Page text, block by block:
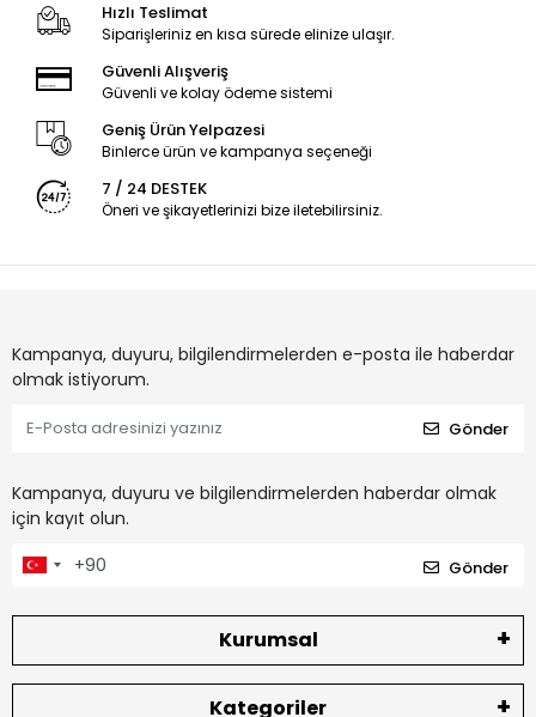
Hızlı Teslimat
Siparişleriniz en kısa sürede elinize ulaşır.
Güvenli Alışveriş
Güvenli ve kolay ödeme sistemi
Geniş Ürün Yelpazesi
Binlerce ürün ve kampanya seçeneği
7 / 24 DESTEK
Öneri ve şikayetlerinizi bize iletebilirsiniz.
Kampanya, duyuru, bilgilendirmelerden e-posta ile haberdar
olmak istiyorum.
Gönder
Kampanya, duyuru ve bilgilendirmelerden haberdar olmak
için kayıt olun.
Gönder
Kurumsal
Kategoriler